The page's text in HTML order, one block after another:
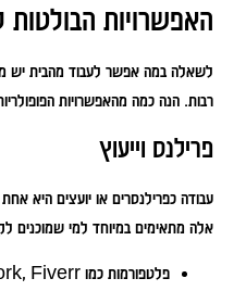
האפשרויות
לשאלה במה אפשר לעבוד מהבית יש
רבות. הנה כמה מהאפשרויות
פרילנס וייעוץ
עבודה כפרילנסרים או יועצים היא אחת
אלה מתאימים במיוחד למי שמוכנים
פלטפורמות כמו Upwork, Fiverr ו-Freelancer מחברות פרילנסרים עם לקוחות מכל העולם.